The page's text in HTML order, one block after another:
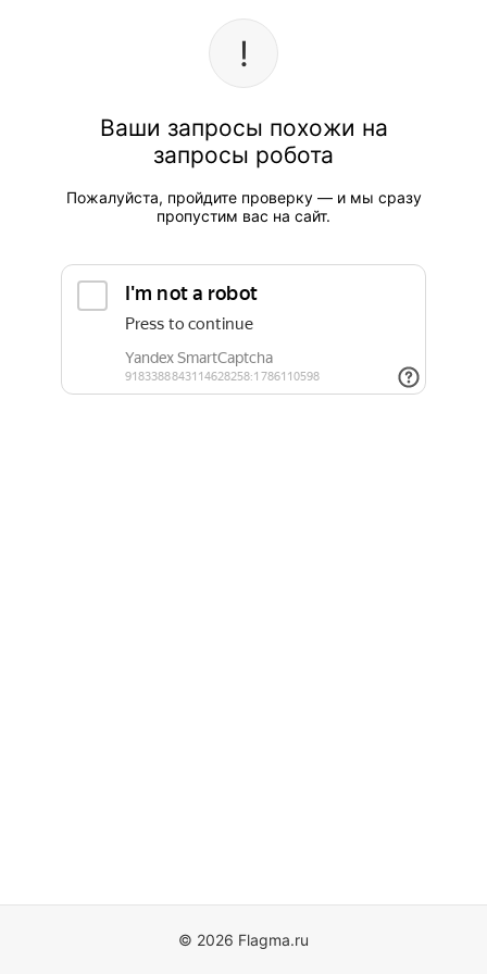
Ваши запросы похожи на
запросы робота
Пожалуйста, пройдите проверку — и мы сразу
пропустим вас на сайт.
© 2026 Flagma.ru